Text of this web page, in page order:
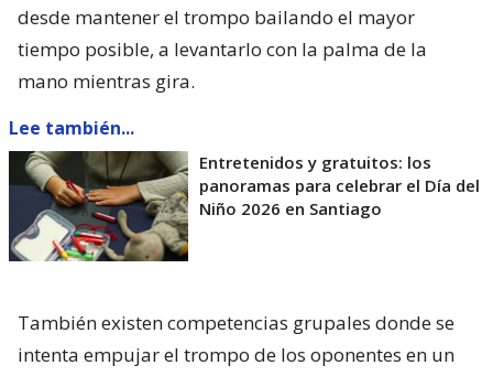
desde mantener el trompo bailando el mayor
tiempo posible, a levantarlo con la palma de la
mano mientras gira.
Lee también...
Entretenidos y gratuitos: los
panoramas para celebrar el Día del
Niño 2026 en Santiago
También existen competencias grupales donde se
intenta empujar el trompo de los oponentes en un